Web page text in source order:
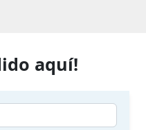
aquí!